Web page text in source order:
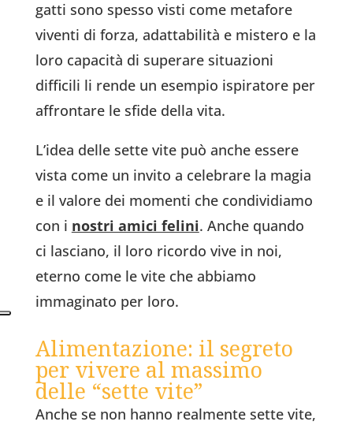
gatti sono spesso visti come metafore
viventi di forza, adattabilità e mistero e la
loro capacità di superare situazioni
difficili li rende un esempio ispiratore per
affrontare le sfide della vita.
L’idea delle sette vite può anche essere
vista come un invito a celebrare la magia
e il valore dei momenti che condividiamo
con i nostri amici felini. Anche quando
ci lasciano, il loro ricordo vive in noi,
eterno come le vite che abbiamo
immaginato per loro.
Alimentazione: il segreto
per vivere al massimo
delle “sette vite”
Anche se non hanno realmente sette vite,